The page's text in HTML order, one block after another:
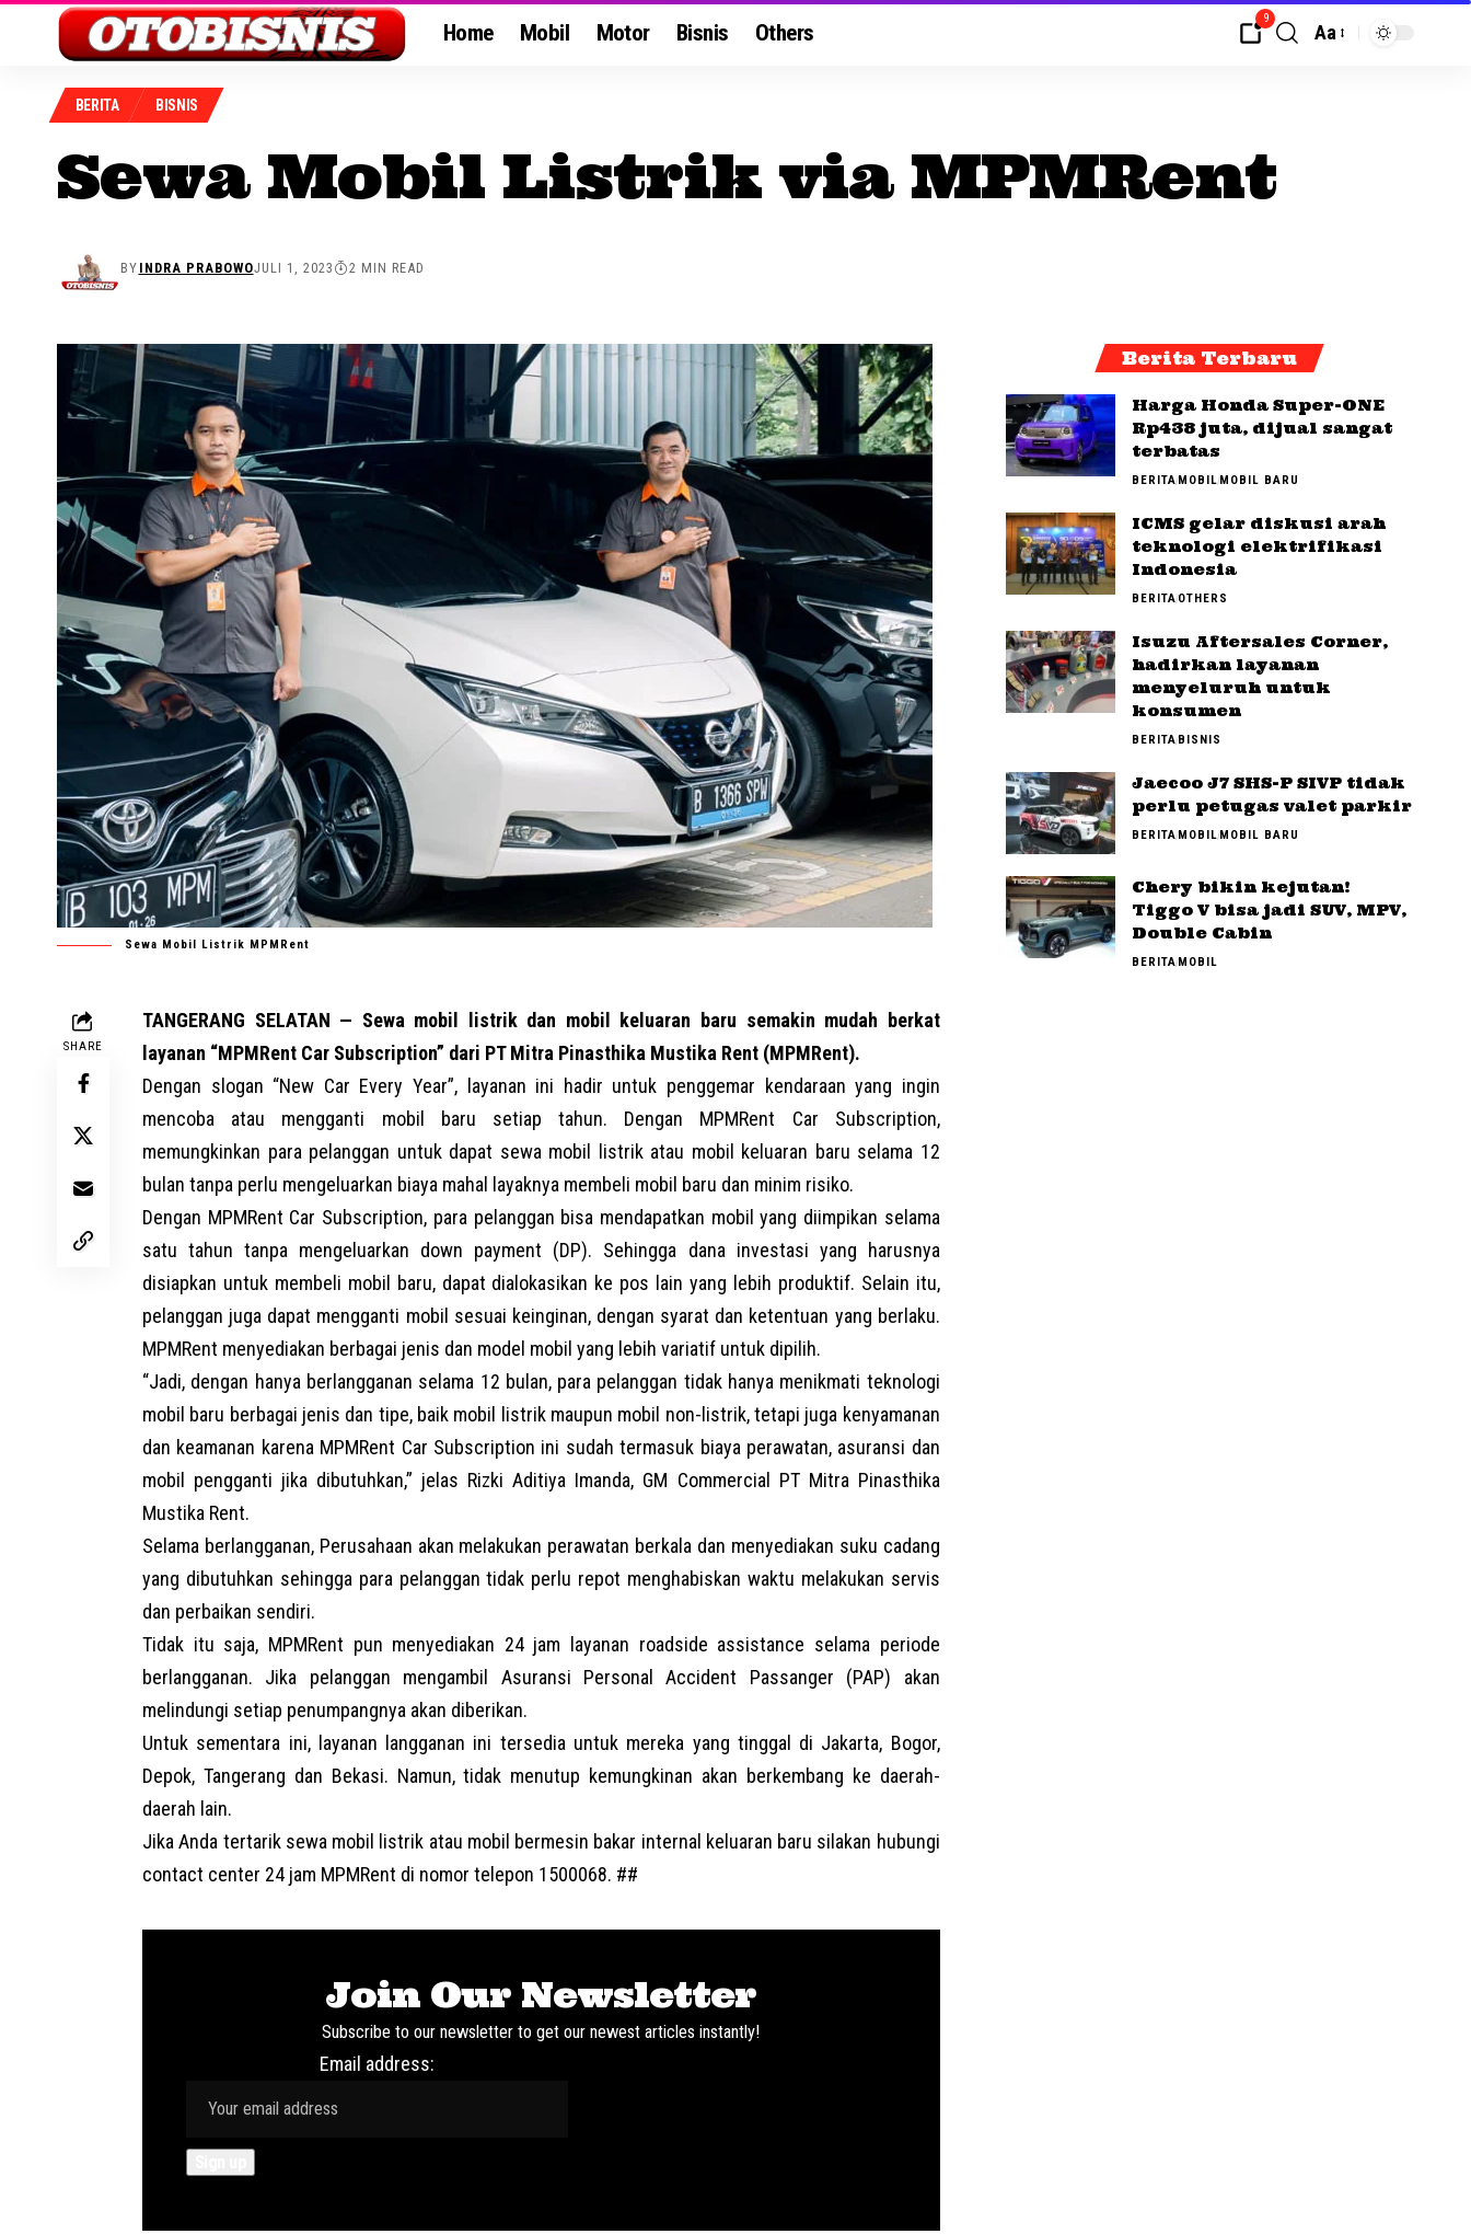
Home Mobil Motor Bisnis Others
9
Aa
BERITA BISNIS
Sewa Mobil Listrik via MPMRent
BY INDRA PRABOWOJULI 1, 2023 2 MIN READ
Sewa Mobil Listrik MPMRent
SHARE
TANGERANG SELATAN — Sewa mobil listrik dan mobil keluaran baru semakin mudah berkat
layanan “MPMRent Car Subscription” dari PT Mitra Pinasthika Mustika Rent (MPMRent).
Dengan slogan “New Car Every Year”, layanan ini hadir untuk penggemar kendaraan yang ingin
mencoba atau mengganti mobil baru setiap tahun. Dengan MPMRent Car Subscription,
memungkinkan para pelanggan untuk dapat sewa mobil listrik atau mobil keluaran baru selama 12
bulan tanpa perlu mengeluarkan biaya mahal layaknya membeli mobil baru dan minim risiko.
Dengan MPMRent Car Subscription, para pelanggan bisa mendapatkan mobil yang diimpikan selama
satu tahun tanpa mengeluarkan down payment (DP). Sehingga dana investasi yang harusnya
disiapkan untuk membeli mobil baru, dapat dialokasikan ke pos lain yang lebih produktif. Selain itu,
pelanggan juga dapat mengganti mobil sesuai keinginan, dengan syarat dan ketentuan yang berlaku.
MPMRent menyediakan berbagai jenis dan model mobil yang lebih variatif untuk dipilih.
“Jadi, dengan hanya berlangganan selama 12 bulan, para pelanggan tidak hanya menikmati teknologi
mobil baru berbagai jenis dan tipe, baik mobil listrik maupun mobil non-listrik, tetapi juga kenyamanan
dan keamanan karena MPMRent Car Subscription ini sudah termasuk biaya perawatan, asuransi dan
mobil pengganti jika dibutuhkan,” jelas Rizki Aditiya Imanda, GM Commercial PT Mitra Pinasthika
Mustika Rent.
Selama berlangganan, Perusahaan akan melakukan perawatan berkala dan menyediakan suku cadang
yang dibutuhkan sehingga para pelanggan tidak perlu repot menghabiskan waktu melakukan servis
dan perbaikan sendiri.
Tidak itu saja, MPMRent pun menyediakan 24 jam layanan roadside assistance selama periode
berlangganan. Jika pelanggan mengambil Asuransi Personal Accident Passanger (PAP) akan
melindungi setiap penumpangnya akan diberikan.
Untuk sementara ini, layanan langganan ini tersedia untuk mereka yang tinggal di Jakarta, Bogor,
Depok, Tangerang dan Bekasi. Namun, tidak menutup kemungkinan akan berkembang ke daerah-
daerah lain.
Jika Anda tertarik sewa mobil listrik atau mobil bermesin bakar internal keluaran baru silakan hubungi
contact center 24 jam MPMRent di nomor telepon 1500068. ##
Join Our Newsletter
Subscribe to our newsletter to get our newest articles instantly!
Email address:
Berita Terbaru
Harga Honda Super-ONE
Rp438 juta, dijual sangat
terbatas
BERITAMOBILMOBIL BARU
ICMS gelar diskusi arah
teknologi elektrifikasi
Indonesia
BERITAOTHERS
Isuzu Aftersales Corner,
hadirkan layanan
menyeluruh untuk
konsumen
BERITABISNIS
Jaecoo J7 SHS-P SIVP tidak
perlu petugas valet parkir
BERITAMOBILMOBIL BARU
Chery bikin kejutan!
Tiggo V bisa jadi SUV, MPV,
Double Cabin
BERITAMOBIL